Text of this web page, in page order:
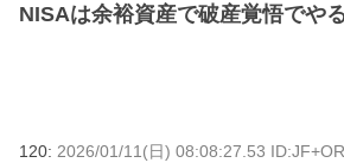
NISAは余裕資産で破産覚悟でや
120: 2026/01/11(日) 08:08:27.53